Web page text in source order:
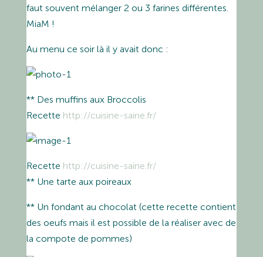
faut souvent mélanger 2 ou 3 farines différentes.
MiaM !
Au menu ce soir là il y avait donc :
** Des muffins aux Broccolis
Recette http://cuisine-saine.fr/
Recette http://cuisine-saine.fr/
** Une tarte aux poireaux
** Un fondant au chocolat (cette recette contient
des oeufs mais il est possible de la réaliser avec de
la compote de pommes)